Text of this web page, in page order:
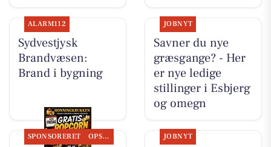
ALARM112
Sydvestjysk
Brandvæsen:
Brand i bygning
JOBNYT
Savner du nye
græsgange? - Her
er nye ledige
stillinger i Esbjerg
og omegn
SPONSORERET OPSLAGSTAVLEN JOBNYT